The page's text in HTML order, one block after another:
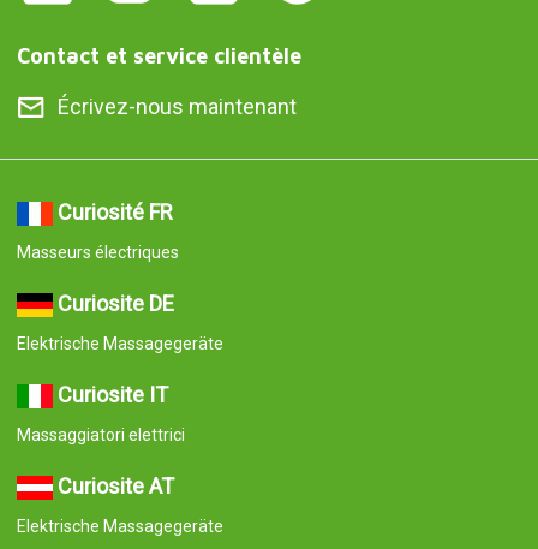
Contact et service clientèle
Écrivez-nous maintenant
Curiosité FR
Masseurs électriques
Curiosite DE
Elektrische Massagegeräte
Curiosite IT
Massaggiatori elettrici
Curiosite AT
Elektrische Massagegeräte